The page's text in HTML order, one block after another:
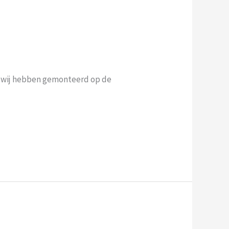
hebben gemonteerd op de